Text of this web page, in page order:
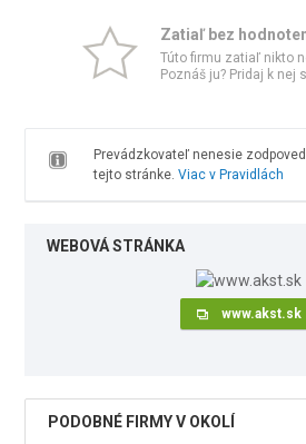
Zatiaľ bez
Túto firmu zatiaľ nikto
Poznáš ju? Pridaj k nej
Prevádzkovateľ nenesie
tejto stránke. Viac v Pravidlách
WEBOVÁ STRÁNKA
www.akst.sk
PODOBNÉ FIRMY V OKOLÍ